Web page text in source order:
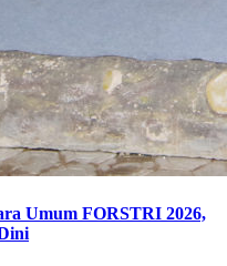
Umum FORSTRI 2026,